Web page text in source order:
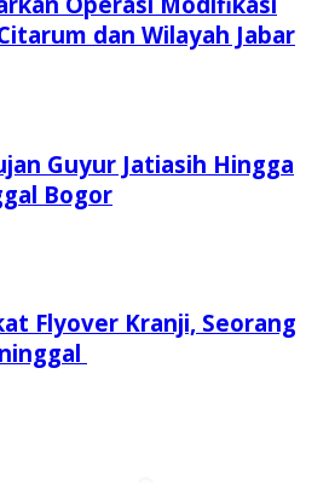
dan Wilayah Jabar
Guyur Jatiasih Hingga
Bogor
Flyover Kranji, Seorang